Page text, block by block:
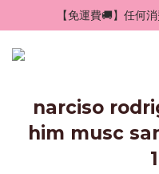
【免運費🚚】任何
narciso
him musc